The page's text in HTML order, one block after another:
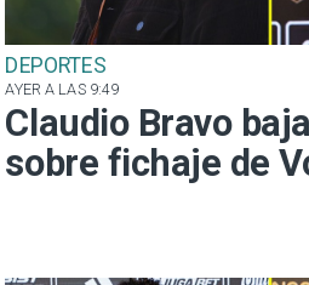
DEPORTES
AYER A LAS 9:49
Claudio Bravo
sobre fichaje de